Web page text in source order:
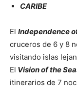
CARIBE
El Independence
cruceros de 6 y 8
visitando islas
El Vision of the
itinerarios de 7